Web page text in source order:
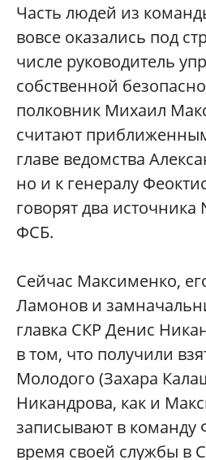
Часть людей из
вовсе оказались под
числе руководитель
собственной
полковник Михаил
считают
главе ведомства
но и к генералу
говорят два источника
ФСБ.
Сейчас Максименко,
Ламонов и
главка СКР Денис
в том, что получили
Молодого (Захара
Никандрова, как и
записывают в команду
время своей службы в